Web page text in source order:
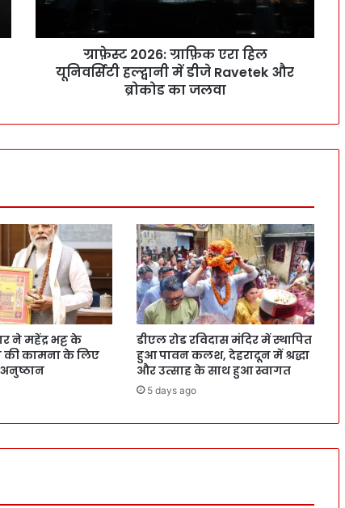
ग्राफ़ेस्ट 2026: ग्राफ़िक एरा हिल
यूनिवर्सिटी हल्द्वानी में डीजे Ravetek और
ब्रोकोड का जलवा
ने महेंद्र भट्ट के
की कामना के लिए
डीएल रोड रविदास मंदिर में स्थापित
हुआ पावन कलश, देहरादून में श्रद्धा
और उत्साह के साथ हुआ स्वागत
5 days ago